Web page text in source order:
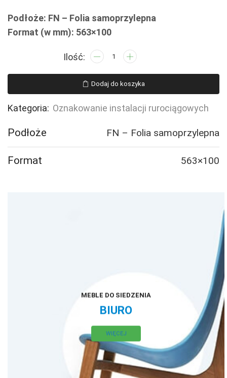
Podłoże: FN – Folia samoprzylepna
Format (w mm): 563×100
ilość
PROPANE
GAS
-
naklejek
Dodaj do koszyka
Kategoria: Oznakowanie instalacji rurociągowych
Podłoże FN – Folia samoprzylepna
Format 563×100
MEBLE DO SIEDZENIA
BIURO
WIĘCEJ